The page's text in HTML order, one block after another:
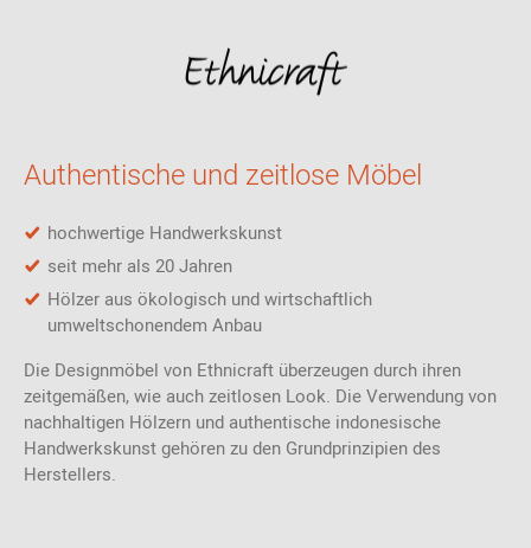
Authentische und zeitlose Möbel
hochwertige Handwerkskunst
seit mehr als 20 Jahren
Hölzer aus ökologisch und wirtschaftlich
umweltschonendem Anbau
Die Designmöbel von Ethnicraft überzeugen durch ihren
zeitgemäßen, wie auch zeitlosen Look. Die Verwendung von
nachhaltigen Hölzern und authentische indonesische
Handwerkskunst gehören zu den Grundprinzipien des
Herstellers.